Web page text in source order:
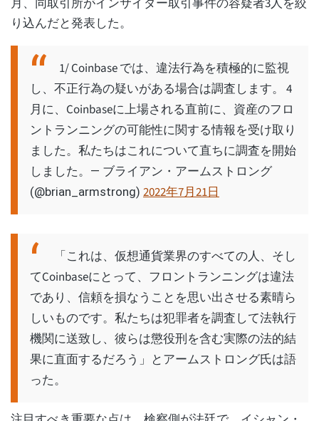
月、同取引所がインサイダー取引事件の容疑者3人を絞
り込んだと発表した。
1/ Coinbase では、違法行為を積極的に監視
し、不正行為の疑いがある場合は調査します。 4
月に、Coinbaseに上場される直前に、資産のフロ
ントランニングの可能性に関する情報を受け取り
ました。私たちはこれについて直ちに調査を開始
しました。 — ブライアン・アームストロング
(@brian_armstrong) 2022年7月21日
「これは、仮想通貨業界のすべての人、そし
てCoinbaseにとって、フロントランニングは違法
であり、信頼を損なうことを思い出させる素晴ら
しいものです。私たちは犯罪者を調査して法執行
機関に送致し、彼らは懲役刑を含む実際の法的結
果に直面するだろう」とアームストロング氏は語
った。